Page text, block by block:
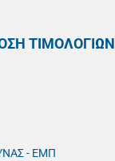
ΤΙΜΟΛΟΓΙΩΝ
- ΕΜΠ